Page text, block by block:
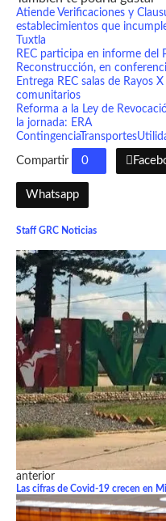
Atiende Verificaciones y
establecimientos que
Tuxtla
REC participa en informe del
Reconstrucción, en
Entrega REC salas de Rayos
comunitarios
Reforma a la Ley de
la jornada: ERA
ContingenciaTransportes
Compartir 0
Whatsapp
Staff GRC Noticias
anterior
Las cifras de Covid-19 crecen en